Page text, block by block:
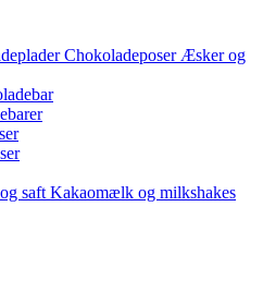
Chokoladeposer Æsker og
saft Kakaomælk og milkshakes